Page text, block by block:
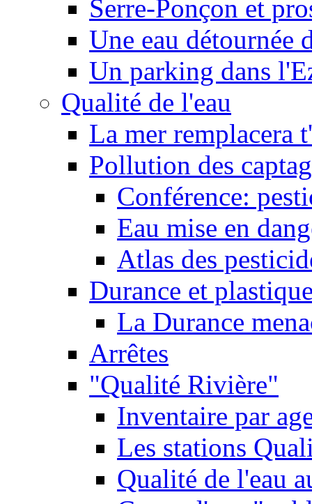
Serre-Ponçon et
Une eau détournée
Un parking dans
Qualité de l'eau
La mer remplacera
Pollution des
Conférence:
Eau mise en
Atlas des
Durance et
La Durance
Arrêtes
"Qualité Rivière"
Inventaire par
Les stations
Qualité de l'eau